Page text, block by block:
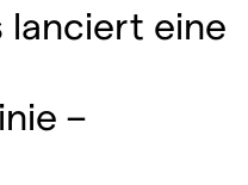
lanciert eine
–